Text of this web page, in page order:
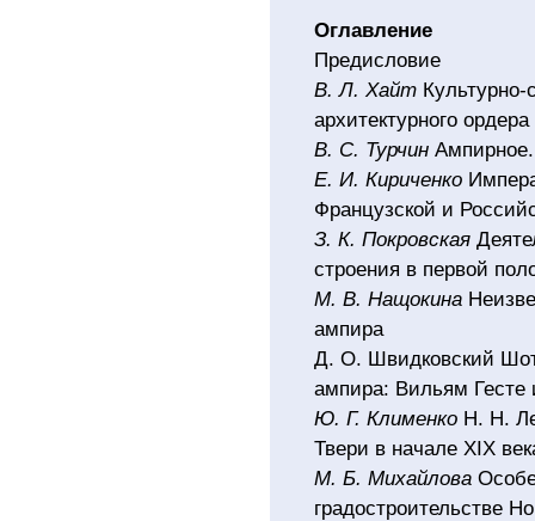
Оглавление
Предисловие
В. Л. Хайт
архитектурного
В. С. Турчин
Е. И. Кириченко
Французской и
З. К. Покровская
строения в первой
М. В. Нащокина
ампира
Д. О. Швидковский
ампира: Вильям
Ю. Г. Клименко Н. Н.
Твери в начале XIX
М. Б. Михайлова
градостроительстве